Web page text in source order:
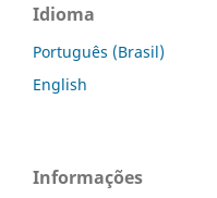
Idioma
Português (Brasil)
English
Informações